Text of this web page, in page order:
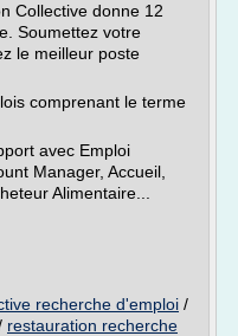
Collective donne 12
Soumettez votre
le meilleur poste
comprenant le terme
avec Emploi
Manager, Accueil,
Alimentaire...
recherche d'emploi /
restauration recherche